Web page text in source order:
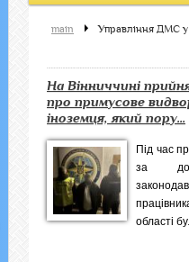
main Управління ДМС у
На Вінниччині
про примусове
іноземця, який пору...
Під час
за
області